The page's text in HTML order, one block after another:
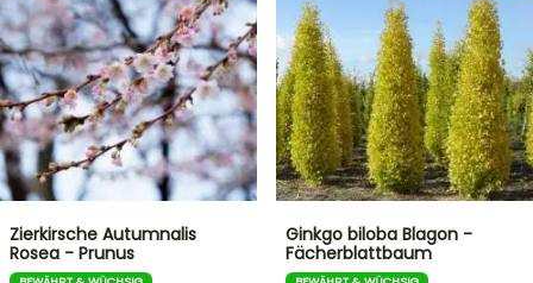
Zierkirsche Autumnalis
Rosea - Prunus
Ginkgo biloba Blagon -
Fächerblattbaum